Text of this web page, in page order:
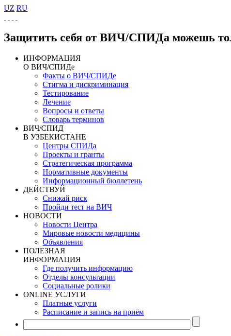
UZ RU
Защитить себя от ВИЧ/СПИДа можешь
ИНФОРМАЦИЯ
О ВИЧ/СПИДе
Факты о ВИЧ/СПИДе
Стигма и дискриминация
Тестирование
Лечение
Вопросы и ответы
Словарь терминов
ВИЧ/СПИД
В УЗБЕКИСТАНЕ
Центры СПИДа
Проекты и гранты
Стратегическая программа
Нормативные документы
Информационный бюллетень
ДЕЙСТВУЙ
Снижай риск
Пройди тест на ВИЧ
НОВОСТИ
Новости Центра
Мировые новости медицины
Объявления
ПОЛЕЗНАЯ
ИНФОРМАЦИЯ
Где получить информацию
Отделы консультации
Социальные ролики
ONLINE УСЛУГИ
Платные услуги
Расписание и запись на приём